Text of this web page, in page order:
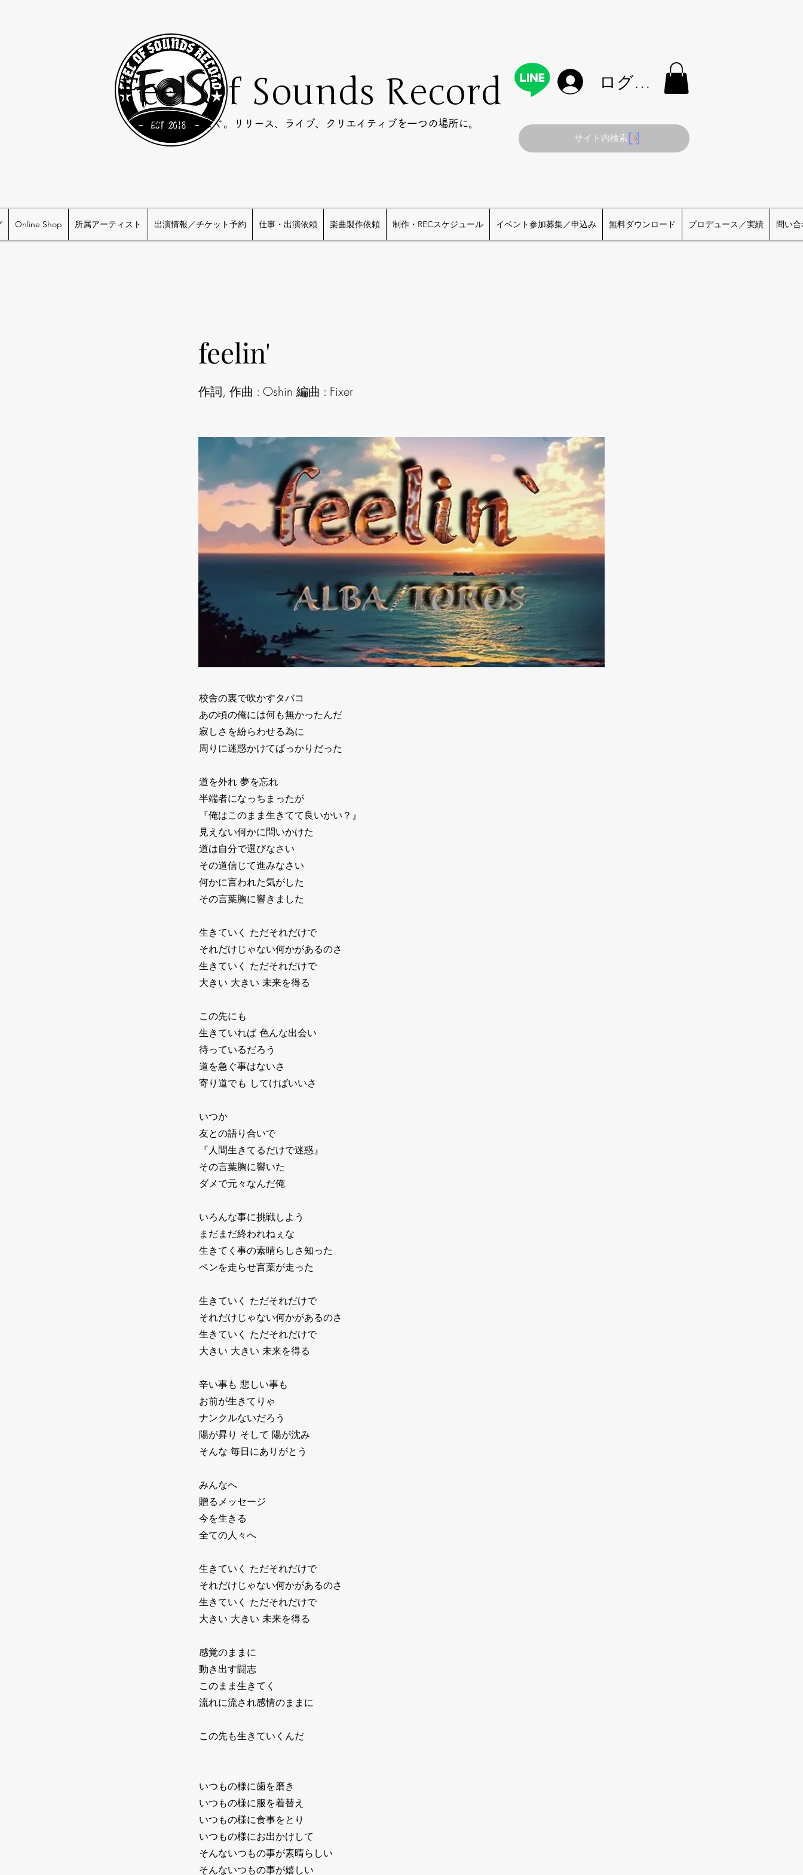
Feel Of Sounds Record
​音楽と人をつなぐ。リリース、ライブ、クリエイティブを一つの場所に。
ログイン
サイト内検索
Online Shop 所属アーティスト 出演情報／チケット予約 仕事・出演依頼 楽曲製作依頼 制作・RECスケジュール イベント参加募集／申込み 無料ダウンロード プロデュース／実績 問い
feelin'
作詞, 作曲 : Oshin 編曲 : Fixer
校舎の裏で吹かすタバコ
あの頃の俺には何も無かったんだ
寂しさを紛らわせる為に
周りに迷惑かけてばっかりだった
道を外れ 夢を忘れ
半端者になっちまったが
『俺はこのまま生きてて良いかい？』
見えない何かに問いかけた
道は自分で選びなさい
その道信じて進みなさい
何かに言われた気がした
その言葉胸に響きました
生きていく ただそれだけで
それだけじゃない何かがあるのさ
生きていく ただそれだけで
大きい 大きい 未来を得る
この先にも
生きていれば 色んな出会い
待っているだろう
道を急ぐ事はないさ
寄り道でも してけばいいさ
いつか
友との語り合いで
『人間生きてるだけで迷惑』
その言葉胸に響いた
ダメで元々なんだ俺
いろんな事に挑戦しよう
まだまだ終われねぇな
生きてく事の素晴らしさ知った
ペンを走らせ言葉が走った
生きていく ただそれだけで
それだけじゃない何かがあるのさ
生きていく ただそれだけで
大きい 大きい 未来を得る
辛い事も 悲しい事も
お前が生きてりゃ
ナンクルないだろう
陽が昇り そして 陽が沈み
そんな 毎日にありがとう
みんなへ
贈るメッセージ
今を生きる
全ての人々へ
生きていく ただそれだけで
それだけじゃない何かがあるのさ
生きていく ただそれだけで
大きい 大きい 未来を得る
感覚のままに
動き出す闘志
このまま生きてく
流れに流され感情のままに
この先も生きていくんだ
いつもの様に歯を磨き
いつもの様に服を着替え
いつもの様に食事をとり
いつもの様にお出かけして
そんないつもの事が素晴らしい
そんないつもの事が嬉しい